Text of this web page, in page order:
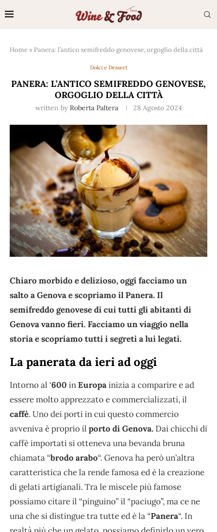
Home » Panera: l’antico semifreddo genovese, orgoglio della città
Dolci e Dessert
PANERA: L’ANTICO SEMIFREDDO GENOVESE,
ORGOGLIO DELLA CITTÀ
written by Roberta Paltera 28 Agosto 2024
Chiaro morbido e delizioso, oggi facciamo un
salto a Genova e scopriamo il Panera. Il
semifreddo genovese di cui tutti gli abitanti di
Genova vanno fieri. Facciamo un viaggio nella
storia e scopriamo tutti i segreti a lui legati.
La panerata da ieri ad oggi
Intorno al ‘600 inEuropainizia a comparire e ad
essere molto apprezzato e commercializzati, il
caffè. Uno dei porti in cui questo commercio
avveniva è proprio il porto di Genova. Dai chicchi di
caffè importati si otteneva una bevanda bruna
chiamata “brodo arabo“. Genova ha però un’altra
caratteristica che la rende famosa ed è la creazione
di gelati artigianali. Tra le miscele più famose
possiamo citare il “pinguino” il “paciugo”, ma ce ne
una che si distingue tra tutte ed è la “Panera“. In